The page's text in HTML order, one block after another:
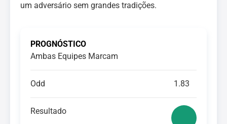
um adversário sem grandes tradições.
PROGNÓSTICO
Ambas Equipes Marcam
Odd 1.83
Resultado